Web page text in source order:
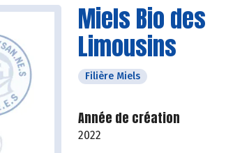
Miels Bio des
Limousins
Filière Miels
Année de création
2022